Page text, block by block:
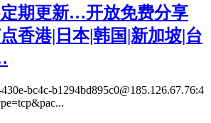
期更新…开放免费分享
点香港|日本|韩国|新加坡|台
bc4c-b1294bd895c0@185.126.67.76:4